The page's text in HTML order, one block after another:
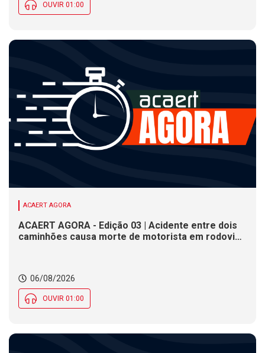
OUVIR 01:00
ACAERT AGORA
ACAERT AGORA - Edição 03 | Acidente entre dois
caminhões causa morte de motorista em rodovia
quinta (6) em SC
06/08/2026
OUVIR 01:00